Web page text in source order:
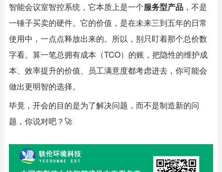
智能会议室智控系统，它本质上是一个服务型产品 ，不是
一锤子买卖的硬件。它的价值，是在未来三到五年的日常
使用中，一点点释放出来的。所以，别只盯着那个总价数
字看。算一笔总拥有成本（TCO）的账，把隐性的维护成
本、效率提升的价值、员工满意度都考虑进去，你可能会
做出更明智的选择。
毕竟，开会的目的是为了解决问题，而不是制造新的问
题，你说对吧？🚀